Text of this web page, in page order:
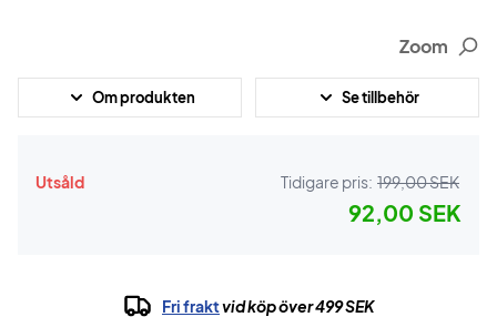
Zoom
Om produkten Se tillbehör
Utsåld Tidigare pris: 199,00 SEK
92,00 SEK
Fri fraktvid köp över 499 SEK